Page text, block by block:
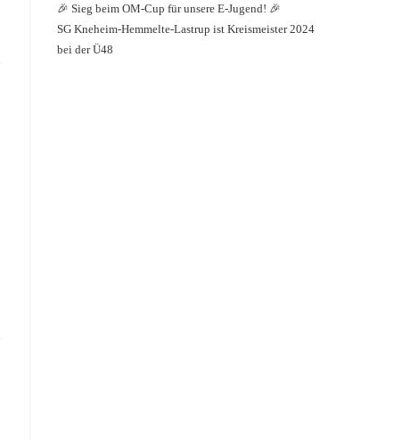
🎉 Sieg beim OM-Cup für unsere E-Jugend! 🎉
SG Kneheim-Hemmelte-Lastrup ist Kreismeister 2024
bei der Ü48